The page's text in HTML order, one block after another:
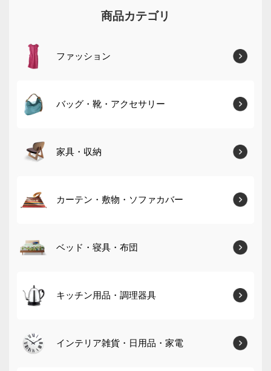
商品カテゴリ
ファッション
バッグ・靴・アクセサリー
家具・収納
カーテン・敷物・ソファカバー
ベッド・寝具・布団
キッチン用品・調理器具
インテリア雑貨・日用品・家電